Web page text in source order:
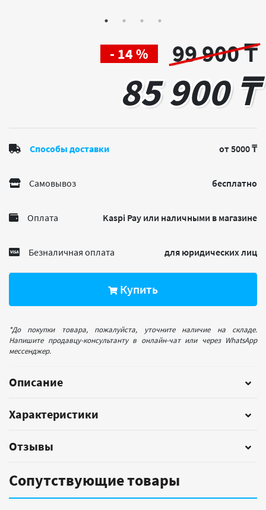
- 14 % 99 900 ₸
85 900 ₸
Способы доставки от 5000 ₸
Самовывоз бесплатно
Оплата Kaspi Pay или наличными в магазине
Безналичная оплата для юридических лиц
Купить
*До покупки товара, пожалуйста, уточните наличие на складе.
Напишите продавцу-консультанту в онлайн-чат или через WhatsApp
мессенджер.
Описание
Характеристики
Отзывы
Сопутствующие товары